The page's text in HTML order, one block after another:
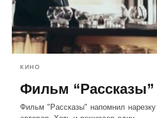
КИНО
Фильм “Рассказы”
Фильм "Рассказы" напомнил нарезку